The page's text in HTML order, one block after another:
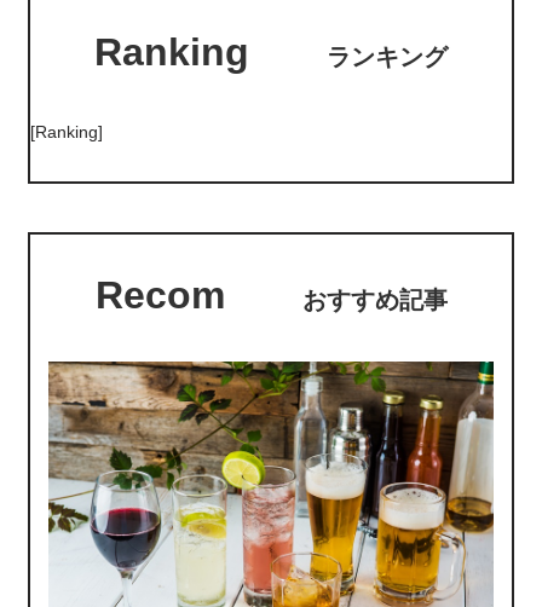
Ranking ランキング
[Ranking]
Recom おすすめ記事